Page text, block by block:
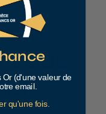
Or (d'une valeur de
email.
qu'une fois.